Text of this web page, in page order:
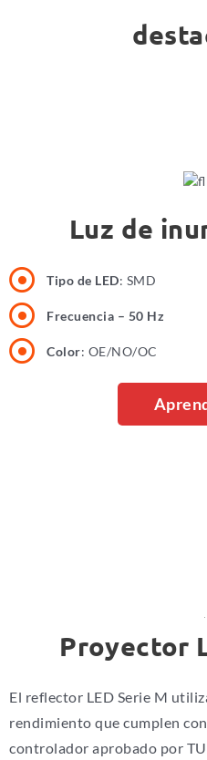
Luz de
Tipo de LED: SMD
Frecuencia – 50 Hz
Color: OE/NO/OC
Proyector
El reflector LED Serie M
rendimiento que cumplen
controlador aprobado por